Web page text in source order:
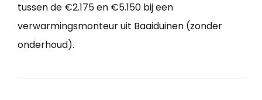
tussen de €2.175 en €5.150 bij een
verwarmingsmonteur uit Baaiduinen (zonder
onderhoud).